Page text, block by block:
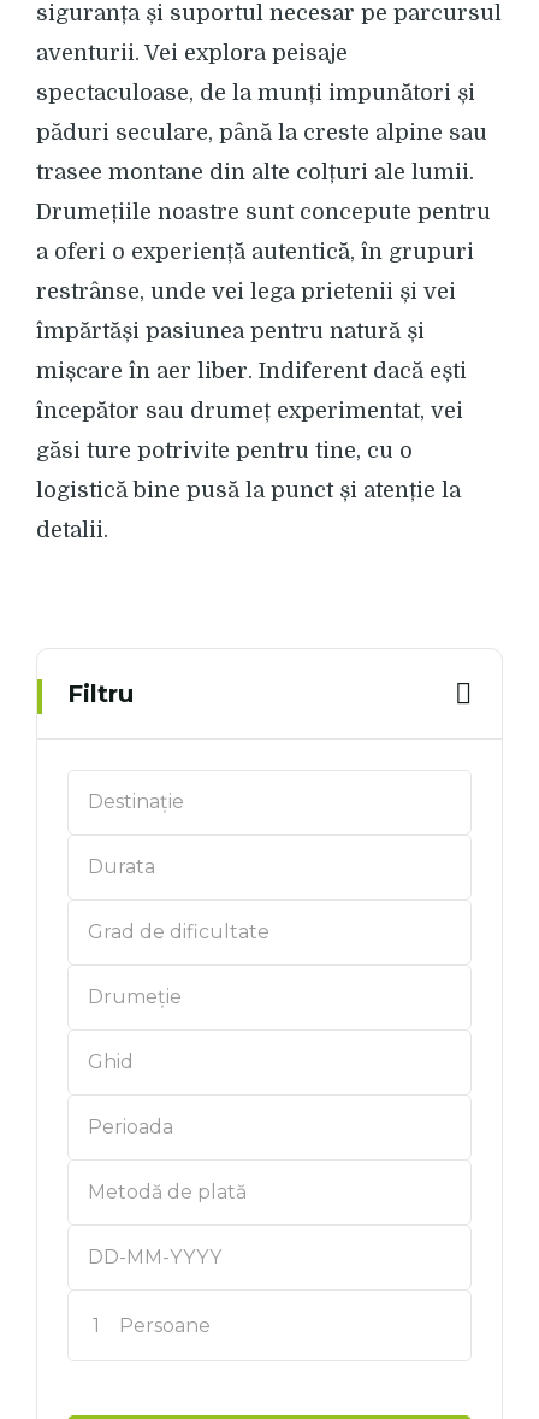
siguranța și suportul necesar pe parcursul
aventurii. Vei explora peisaje
spectaculoase, de la munți impunători și
păduri seculare, până la creste alpine sau
trasee montane din alte colțuri ale lumii.
Drumețiile noastre sunt concepute pentru
a oferi o experiență autentică, în grupuri
restrânse, unde vei lega prietenii și vei
împărtăși pasiunea pentru natură și
mișcare în aer liber. Indiferent dacă ești
începător sau drumeț experimentat, vei
găsi ture potrivite pentru tine, cu o
logistică bine pusă la punct și atenție la
detalii.
Filtru
1 Persoane